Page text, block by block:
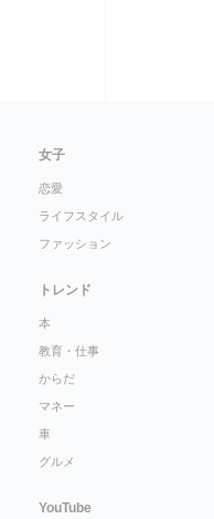
女子
恋愛
ライフスタイル
ファッション
トレンド
本
教育・仕事
からだ
マネー
車
グルメ
YouTube